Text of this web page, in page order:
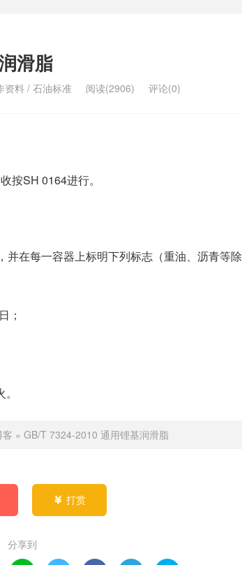
滑脂
资料 / 石油标准 阅读(2906) 评论(0)
按SH 0164进行。
在每一容器上标明下列标志（重油、沥青等除
；
» GB/T 7324-2010 通用锂基润滑脂
 打赏
分享到